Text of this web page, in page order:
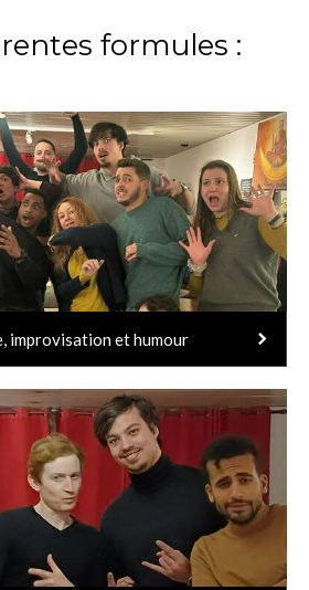
formules :
improvisation et humour